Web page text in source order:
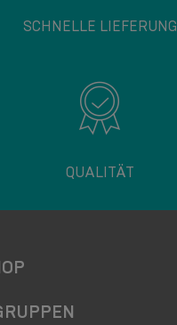
SCHNELLE LIEFERUNG
QUALITÄT